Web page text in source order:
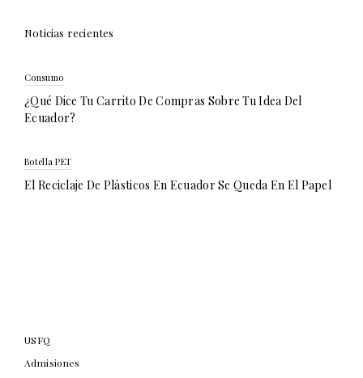
Noticias recientes
Consumo
¿Qué Dice Tu Carrito De Compras Sobre Tu Idea Del
Ecuador?
Botella PET
El Reciclaje De Plásticos En Ecuador Se Queda En El Papel
USFQ
Admisiones